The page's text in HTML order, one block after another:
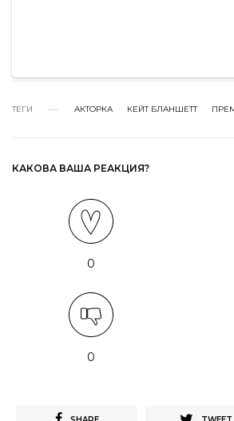
ТЕГИ АКТОРКА КЕЙТ БЛАНШЕТТ
КАКОВА ВАША РЕАКЦИЯ?
0
0